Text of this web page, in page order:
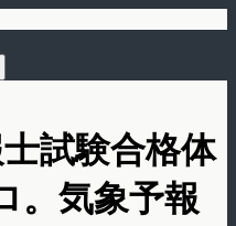
試験合格体
気象予報